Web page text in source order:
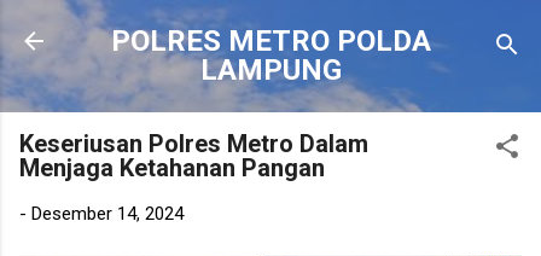
Langsung ke konten utama
POLRES METRO POLDA
LAMPUNG
Keseriusan Polres Metro Dalam
Menjaga Ketahanan Pangan
- Desember 14, 2024